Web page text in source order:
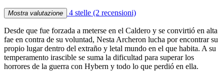
Mostra valutazione 4 stelle (2 recensioni)
Desde que fue forzada a meterse en el Caldero y se convirtió en alta
fae en contra de su voluntad, Nesta Archeron lucha por encontrar su
propio lugar dentro del extraño y letal mundo en el que habita. A su
temperamento irascible se suma la dificultad para superar los
horrores de la guerra con Hybern y todo lo que perdió en ella.